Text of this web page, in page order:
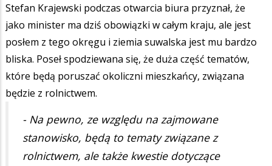
Stefan Krajewski podczas otwarcia biura przyznał, że
jako minister ma dziś obowiązki w całym kraju, ale jest
posłem z tego okręgu i ziemia suwalska jest mu bardzo
bliska. Poseł spodziewana się, że duża część tematów,
które będą poruszać okoliczni mieszkańcy, związana
będzie z rolnictwem.
- Na pewno, ze względu na zajmowane
stanowisko, będą to tematy związane z
rolnictwem, ale także kwestie dotyczące